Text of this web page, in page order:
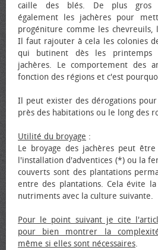
caille des blés. De plus gros
également les jachères pour
progéniture comme les chevreuils,
Il faut rajouter à cela les colonies
qui butinent dès les printemps
jachères. Le comportement des
fonction des régions et c'est
Il peut exister des dérogations
près des habitations ou le long des
Utilité du broyage :
Le broyage des jachères peut
l'installation d'adventices (*) ou la
couverts sont des plantations
entre des plantations. Cela évite
nutriments avec la culture suivante.
Pour le point suivant je cite
pour bien montrer la
même si elles sont nécessaires.